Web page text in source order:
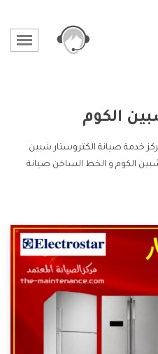
الكوم
خدمة صيانة الكتروستار شبين
الكوم و الخط الساخن صيانة